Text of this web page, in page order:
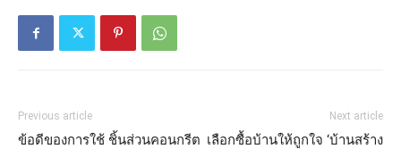
Previous article
ข้อดีของการใช้ ชิ้นส่วนคอนกรีต
Next article
เลือกซื้อบ้านให้ถูกใจ ‘บ้านสร้าง